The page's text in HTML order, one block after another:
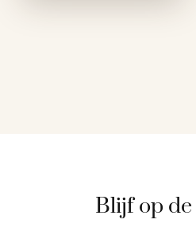
Blijf op de